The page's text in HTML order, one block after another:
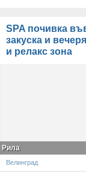
SPA почивка
закуска и
и релакс зона
Рила
Велинград